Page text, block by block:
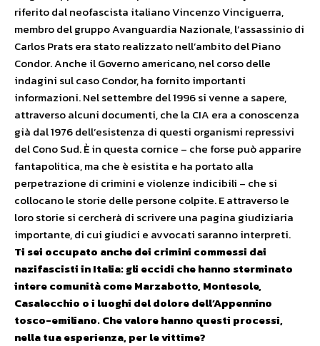
riferito dal neofascista italiano Vincenzo Vinciguerra,
membro del gruppo Avanguardia Nazionale, l’assassinio di
Carlos Prats era stato realizzato nell’ambito del Piano
Condor. Anche il Governo americano, nel corso delle
indagini sul caso Condor, ha fornito importanti
informazioni. Nel settembre del 1996 si venne a sapere,
attraverso alcuni documenti, che la CIA era a conoscenza
già dal 1976 dell’esistenza di questi organismi repressivi
del Cono Sud. È in questa cornice – che forse può apparire
fantapolitica, ma che è esistita e ha portato alla
perpetrazione di crimini e violenze indicibili – che si
collocano le storie delle persone colpite. E attraverso le
loro storie si cercherà di scrivere una pagina giudiziaria
importante, di cui giudici e avvocati saranno interpreti.
Ti sei occupato anche dei crimini commessi dai
nazifascisti in Italia: gli eccidi che hanno sterminato
intere comunità come Marzabotto, Montesole,
Casalecchio o i luoghi del dolore dell’Appennino
tosco-emiliano. Che valore hanno questi processi,
nella tua esperienza, per le vittime?